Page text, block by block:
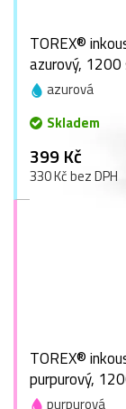
TOREX®
azurový, 1200
azurová
Skladem
399 Kč
330 Kč bez DPH
TOREX®
purpurový,
purpurová